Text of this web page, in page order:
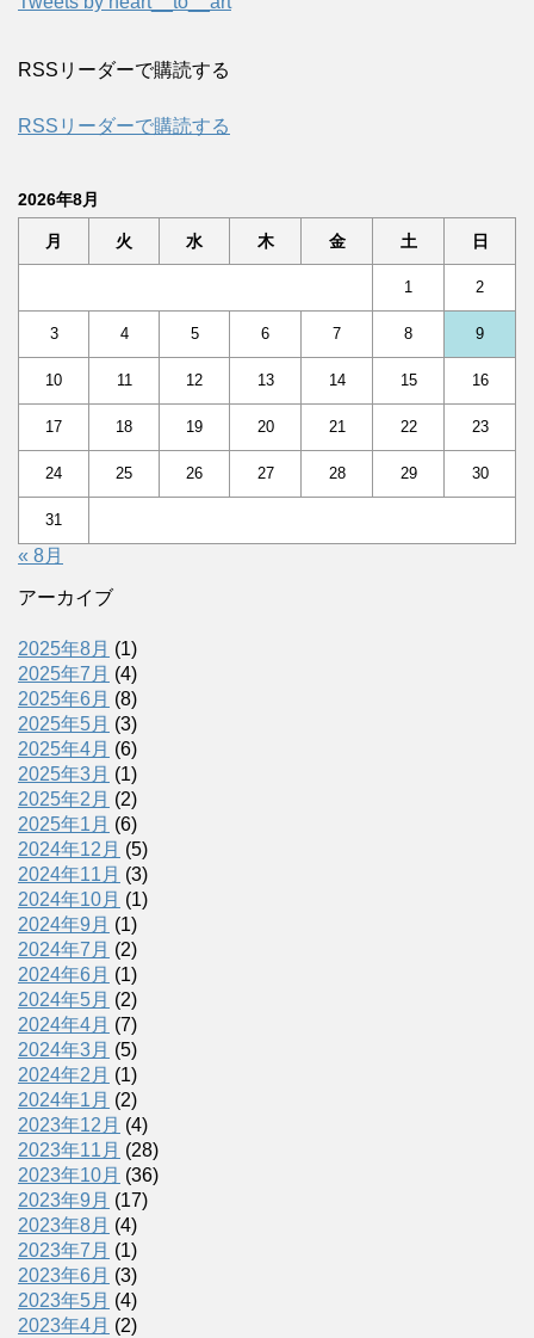
RSSリーダーで購読する
RSSリーダーで購読する
2026年8月
月 火 水 木 金 土 日
1 2
3 4 5 6 7 8 9
10 11 12 13 14 15 16
17 18 19 20 21 22 23
24 25 26 27 28 29 30
31
« 8月
アーカイブ
2025年8月 (1)
2025年7月 (4)
2025年6月 (8)
2025年5月 (3)
2025年4月 (6)
2025年3月 (1)
2025年2月 (2)
2025年1月 (6)
2024年12月 (5)
2024年11月 (3)
2024年10月 (1)
2024年9月 (1)
2024年7月 (2)
2024年6月 (1)
2024年5月 (2)
2024年4月 (7)
2024年3月 (5)
2024年2月 (1)
2024年1月 (2)
2023年12月 (4)
2023年11月 (28)
2023年10月 (36)
2023年9月 (17)
2023年8月 (4)
2023年7月 (1)
2023年6月 (3)
2023年5月 (4)
2023年4月 (2)